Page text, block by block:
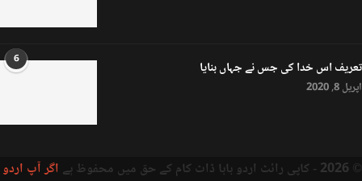
6 تعریف اس خدا کی جس نے جہاں بنایا
اپریل 8, 2020
© 2026 - کاپی رائٹ اردو بابا ڈاٹ کام کے حق میں محفوظ ہے
اگر آپ اردو